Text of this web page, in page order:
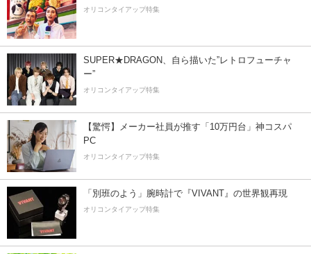
オリコンタイアップ特集
SUPER★DRAGON、自ら描いた”レトロフューチャ
ー”
オリコンタイアップ特集
【驚愕】メーカー社員が推す「10万円台」神コスパ
PC
オリコンタイアップ特集
「別班のよう」腕時計で『VIVANT』の世界観再現
オリコンタイアップ特集